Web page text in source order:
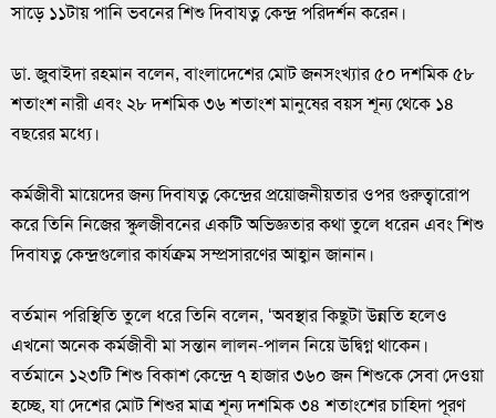
সাড়ে ১১টায় পানি ভবনের শিশু দিবাযত্ন কেন্দ্র পরিদর্শন করেন।
ডা. জুবাইদা রহমান বলেন, বাংলাদেশের মোট জনসংখ্যার ৫০ দশমিক ৫৮
শতাংশ নারী এবং ২৮ দশমিক ৩৬ শতাংশ মানুষের বয়স শূন্য থেকে ১৪
বছরের মধ্যে।
কর্মজীবী মায়েদের জন্য দিবাযত্ন কেন্দ্রের প্রয়োজনীয়তার ওপর গুরুত্বারোপ
করে তিনি নিজের স্কুলজীবনের একটি অভিজ্ঞতার কথা তুলে ধরেন এবং শিশু
দিবাযত্ন কেন্দ্রগুলোর কার্যক্রম সম্প্রসারণের আহ্বান জানান।
বর্তমান পরিস্থিতি তুলে ধরে তিনি বলেন, ‘অবস্থার কিছুটা উন্নতি হলেও
এখনো অনেক কর্মজীবী মা সন্তান লালন-পালন নিয়ে উদ্বিগ্ন থাকেন।
বর্তমানে ১২৩টি শিশু বিকাশ কেন্দ্রে ৭ হাজার ৩৬০ জন শিশুকে সেবা দেওয়া
হচ্ছে, যা দেশের মোট শিশুর মাত্র শূন্য দশমিক ৩৪ শতাংশের চাহিদা পূরণ